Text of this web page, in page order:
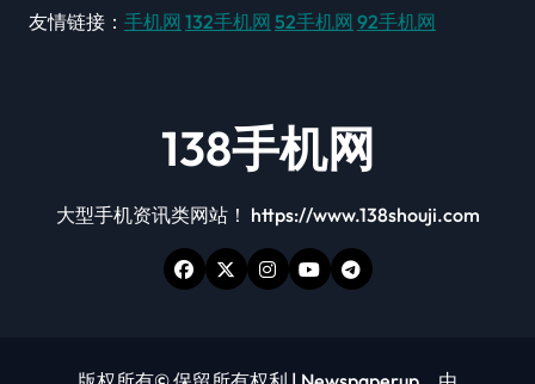
友情链接： 手机网 132手机网 52手机网 92手机网
138手机网
大型手机资讯类网站！ https://www.138shouji.com